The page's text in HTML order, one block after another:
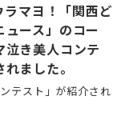
マヨ！「関西ど
ース」のコー
泣き美人コンテ
ました。
テスト」が紹介され